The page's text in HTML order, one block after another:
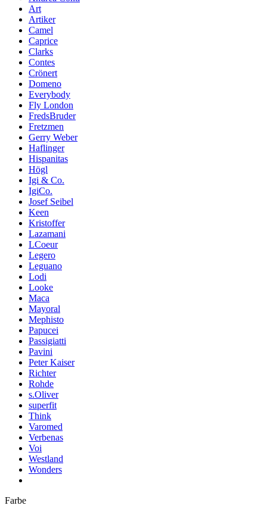
Art
Artiker
Camel
Caprice
Clarks
Contes
Crönert
Domeno
Everybody
Fly London
FredsBruder
Fretzmen
Gerry Weber
Haflinger
Hispanitas
Högl
Igi & Co.
IgiCo.
Josef Seibel
Keen
Kristoffer
Lazamani
LCoeur
Legero
Leguano
Lodi
Looke
Maca
Mayoral
Mephisto
Papucei
Passigiatti
Pavini
Peter Kaiser
Richter
Rohde
s.Oliver
superfit
Think
Varomed
Verbenas
Voi
Westland
Wonders
Farbe